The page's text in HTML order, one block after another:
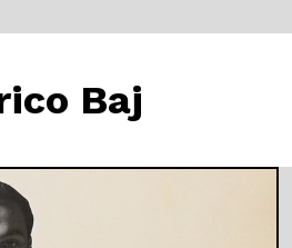
Baj